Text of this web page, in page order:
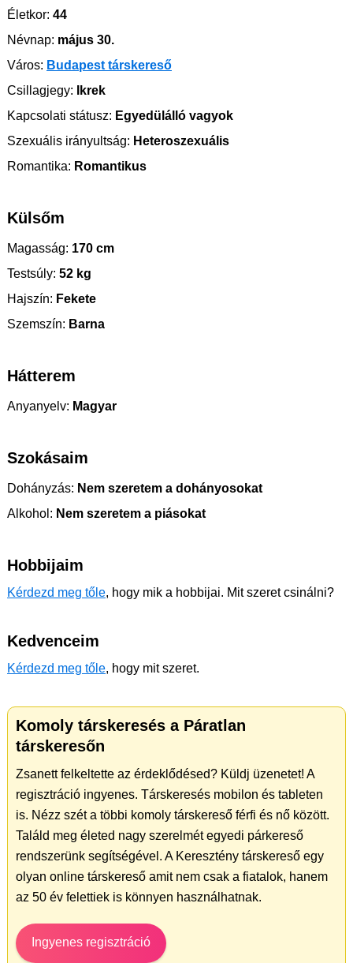
Életkor: 44
Névnap: május 30.
Város: Budapest társkereső
Csillagjegy: Ikrek
Kapcsolati státusz: Egyedülálló vagyok
Szexuális irányultság: Heteroszexuális
Romantika: Romantikus
Külsőm
Magasság: 170 cm
Testsúly: 52 kg
Hajszín: Fekete
Szemszín: Barna
Hátterem
Anyanyelv: Magyar
Szokásaim
Dohányzás: Nem szeretem a dohányosokat
Alkohol: Nem szeretem a piásokat
Hobbijaim
Kérdezd meg tőle, hogy mik a hobbijai. Mit szeret csinálni?
Kedvenceim
Kérdezd meg tőle, hogy mit szeret.
Komoly társkeresés a Páratlan
társkeresőn
Zsanett felkeltette az érdeklődésed? Küldj üzenetet! A
regisztráció ingyenes. Társkeresés mobilon és tableten
is. Nézz szét a többi komoly társkereső férfi és nő között.
Találd meg életed nagy szerelmét egyedi párkereső
rendszerünk segítségével. A Keresztény társkereső egy
olyan online társkereső amit nem csak a fiatalok, hanem
az 50 év felettiek is könnyen használhatnak.
Ingyenes regisztráció